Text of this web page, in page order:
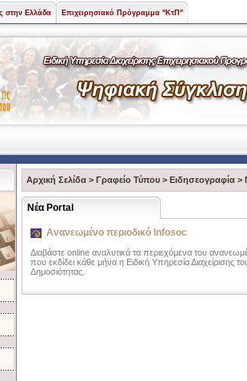
στην Ελλάδα Επιχειρησιακό Πρόγραμμα "ΚτΠ"
Αρχική Σελίδα > Γραφείο Τύπου > Ειδησεογραφία >
Νέα Portal
Ανανεωμένο περιοδικό Infosoc
Διαβάστε online αναλυτικά τα περιεχόμενα του
που εκδίδει κάθε μήνα η Ειδική Υπηρεσία
Δημοσιότητας.